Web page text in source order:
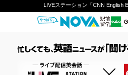
LIVEステーション「CNN English